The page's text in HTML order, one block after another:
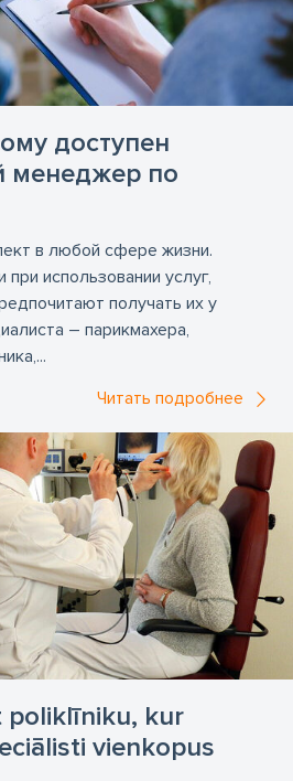
доступен
менеджер по
в любой сфере жизни.
использовании услуг,
получать их у
– парикмахера,
Читать подробнее
poliklīniku, kur
vienkopus